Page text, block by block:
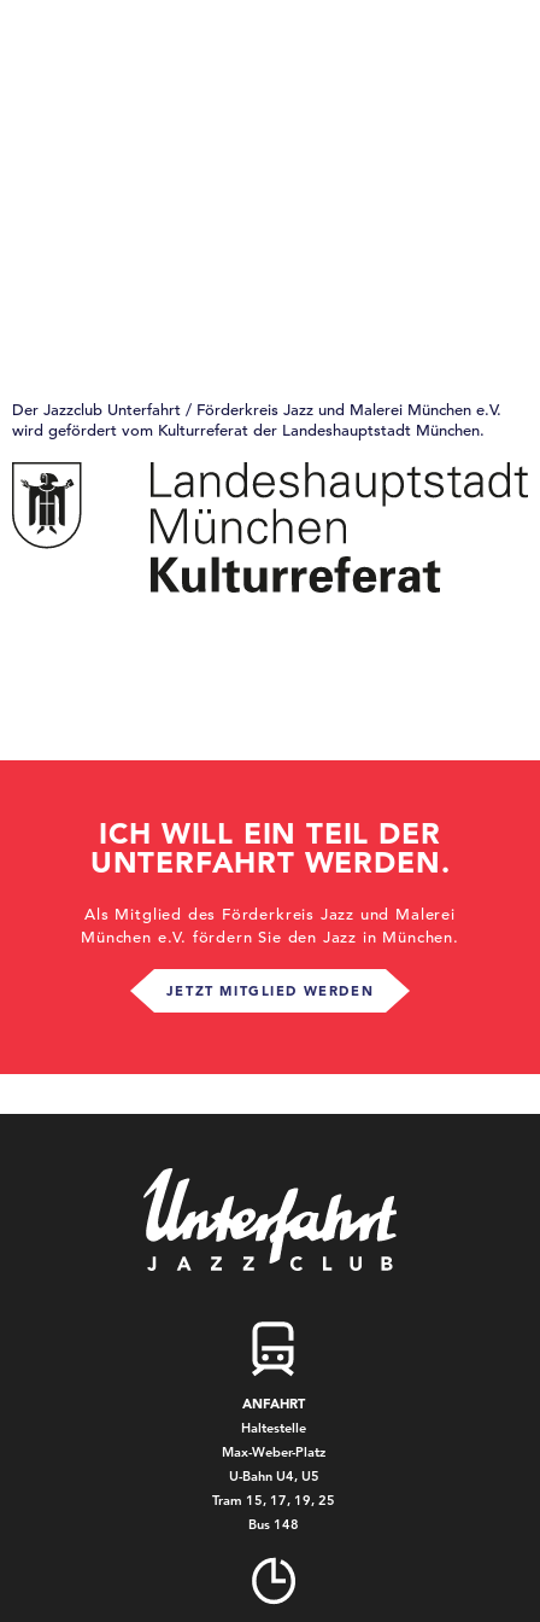
Der Jazzclub Unterfahrt / Förderkreis Jazz und Malerei München e.V.
wird gefördert vom Kulturreferat der Landeshauptstadt München.
ICH WILL EIN TEIL DER
UNTERFAHRT WERDEN.
Als Mitglied des Förderkreis Jazz und Malerei
München e.V. fördern Sie den Jazz in München.
JETZT MITGLIED WERDEN
ANFAHRT
Haltestelle
Max-Weber-Platz
U-Bahn U4, U5
Tram 15, 17, 19, 25
Bus 148